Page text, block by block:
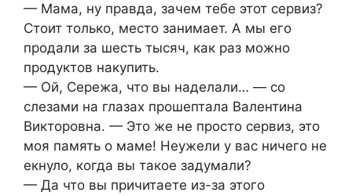
— Мама, ну правда, зачем тебе этот сервиз?
Стоит только, место занимает. А мы его
продали за шесть тысяч, как раз можно
продуктов накупить.
— Ой, Сережа, что вы наделали… — со
слезами на глазах прошептала Валентина
Викторовна. — Это же не просто сервиз, это
моя память о маме! Неужели у вас ничего не
екнуло, когда вы такое задумали?
— Да что вы причитаете из-за этого